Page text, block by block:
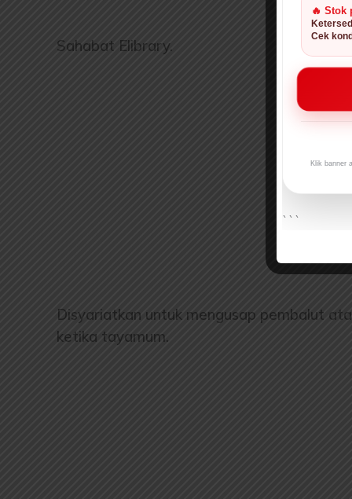
Sahabat Elibrary.
Disyariatkan untuk mengusap pembalut
ketika tayamum.
🔥 Stok
Cek
Klik banner
```